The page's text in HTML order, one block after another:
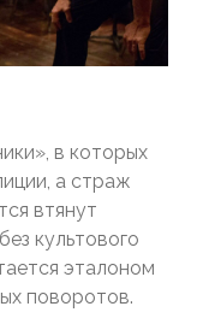
в которых
а страж
втянут
культового
эталоном
поворотов.